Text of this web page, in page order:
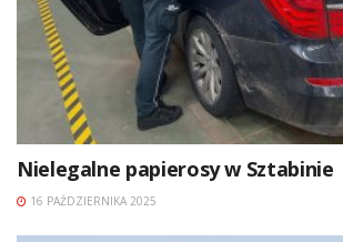
Nielegalne papierosy w Sztabinie
16 PAŹDZIERNIKA 2025